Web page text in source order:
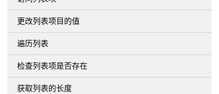
更改列表项目的值
遍历列表
检查列表项是否存在
获取列表的长度